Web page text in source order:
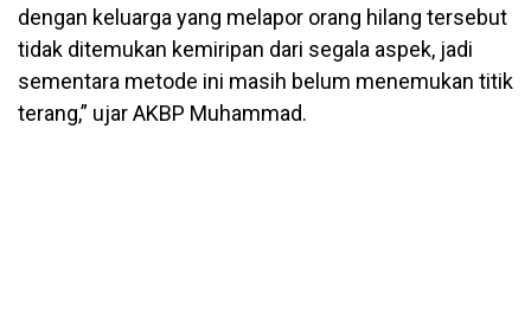
dengan keluarga yang melapor orang hilang tersebut
tidak ditemukan kemiripan dari segala aspek, jadi
sementara metode ini masih belum menemukan titik
terang,” ujar AKBP Muhammad.